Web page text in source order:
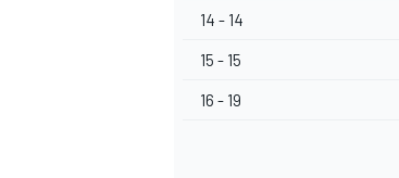
14 - 14
15 - 15
16 - 19